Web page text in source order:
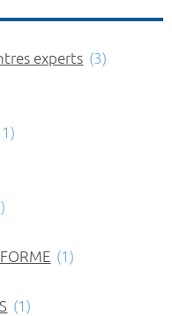
experts (3)
(1)
(1)